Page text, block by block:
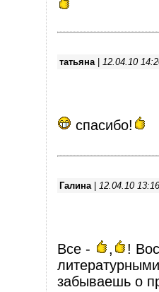
татьяна 12.04.10
спасибо!
Галина 12.04.10 13:16
Все - ,
!
забываешь о